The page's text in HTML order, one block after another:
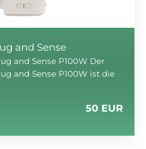
and Sense
and Sense P100W Der
and Sense P100W ist die
50 EUR